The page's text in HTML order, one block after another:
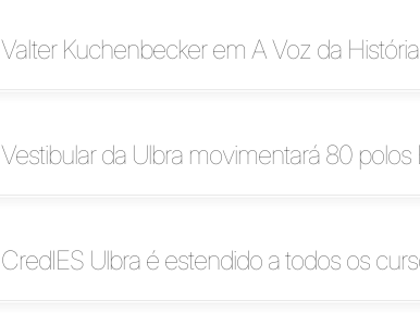
Valter Kuchenbecker em A Voz da
Vestibular da Ulbra movimentará 80 polos
CredIES Ulbra é estendido a todos os